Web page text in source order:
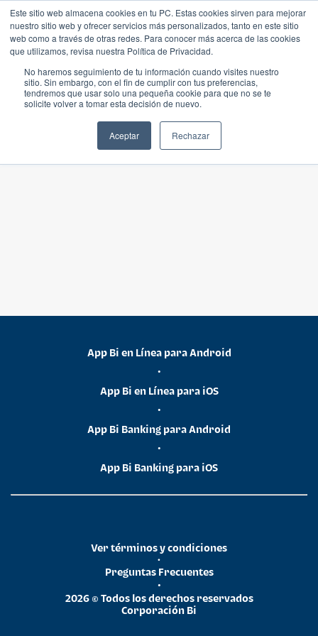
Este sitio web almacena cookies en tu PC. Estas cookies sirven para mejorar
nuestro sitio web y ofrecer servicios más personalizados, tanto en este sitio
web como a través de otras redes. Para conocer más acerca de las cookies
que utilizamos, revisa nuestra Política de Privacidad.
No haremos seguimiento de tu información cuando visites nuestro
sitio. Sin embargo, con el fin de cumplir con tus preferencias,
tendremos que usar solo una pequeña cookie para que no se te
solicite volver a tomar esta decisión de nuevo.
Aceptar Rechazar
App Bi en Línea para Android
•
App Bi en Línea para iOS
•
App Bi Banking para Android
•
App Bi Banking para iOS
2026 © Todos los derechos reservados
Corporación Bi
•
Preguntas Frecuentes
•
Ver términos y condiciones